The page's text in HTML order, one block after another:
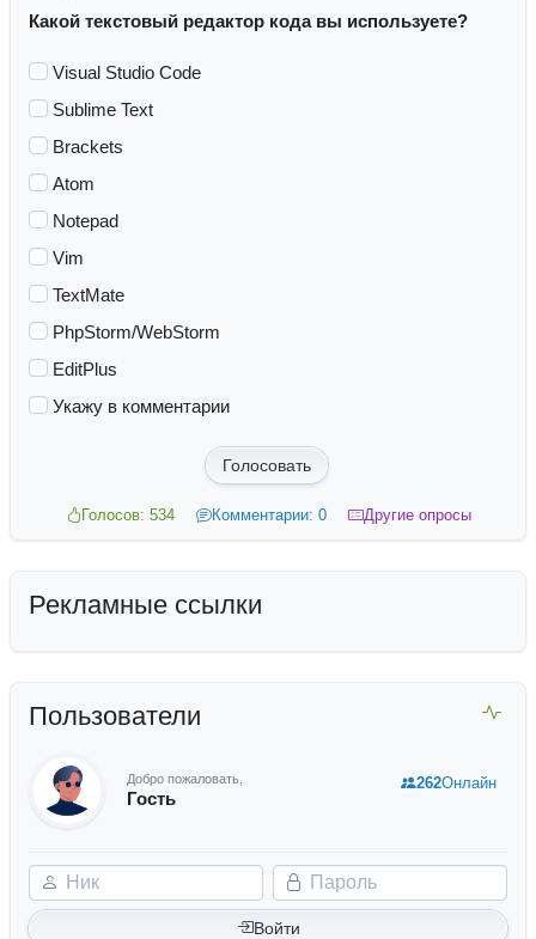
Какой текстовый редактор кода вы используете?
Visual Studio Code
Sublime Text
Brackets
Atom
Notepad
Vim
TextMate
PhpStorm/WebStorm
EditPlus
Укажу в комментарии
Голосовать
Голосов: 534 Комментарии: 0 Другие опросы
Рекламные ссылки
Пользователи
Добро пожаловать,
Гость
Ник Пароль
Войти
262Онлайн